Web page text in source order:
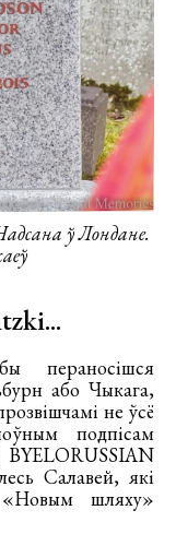
ў Лондане.
пераносішся
або Чыкага,
не ўсё
подпісам
Салавей, які
шляху»